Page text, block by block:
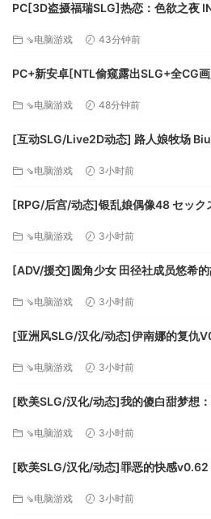
not function correctly
推荐配置:
操作系统:Windows 8.1
处理器:Intel Core i5
显卡:NVIDIA GeForce
AMD Radeon R9 380X
网络:宽带互联网连接
声卡:DirectX® 11
附注事项:Mouse,
Depending on the
card environment and
expand its display
please be aware that
MS-IME keyboard
that other IME will not
PC[3D盗摄福瑞SLG]热恋：色欲之夜
⇘电脑游戏 43分钟前
PC+新安卓[NTL偷窥露出SLG+全CG
迅雷/UC/夸克
⇘电脑游戏 48分钟前
[互动SLG/Live2D动态] 路人娘牧场
⇘电脑游戏 3小时前
[RPG/后宫/动态]银乱娘偶像48 セック
⇘电脑游戏 3小时前
[ADV/援交]圆角少女 田径社成员悠希
⇘电脑游戏 3小时前
[亚洲风SLG/汉化/动态]伊南娜的复仇
⇘电脑游戏 3小时前
[欧美SLG/汉化/动态]我的傻白甜梦想
⇘电脑游戏 3小时前
[欧美SLG/汉化/动态]罪恶的快感
⇘电脑游戏 3小时前